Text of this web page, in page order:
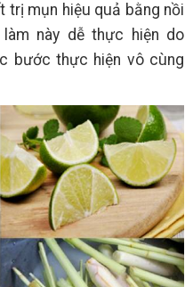
trị mụn hiệu quả bằng nồi
này dễ thực hiện do
bước thực hiện vô cùng